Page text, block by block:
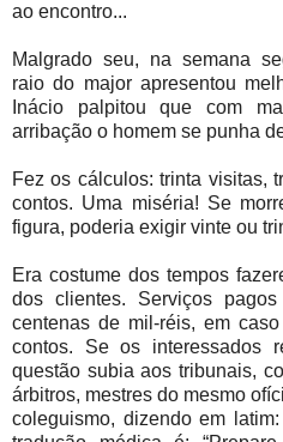
ao encontro...
Malgrado seu, na semana
raio do major apresentou
Inácio palpitou que com
arribação o homem se punha
Fez os cálculos: trinta visitas,
contos. Uma miséria! Se
figura, poderia exigir vinte ou
Era costume dos tempos
dos clientes. Serviços
centenas de mil-réis, em
contos. Se os interessados
questão subia aos tribunais,
árbitros, mestres do mesmo
coleguismo, dizendo em